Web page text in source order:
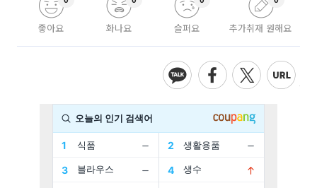
좋아요 화나요 슬퍼요 추가취재 원해요